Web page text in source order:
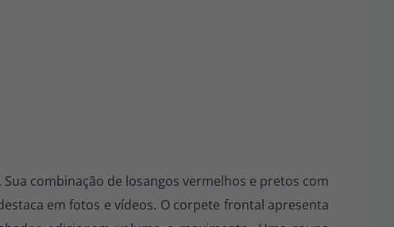
combinação de losangos vermelhos e pretos com
em fotos e vídeos. O corpete frontal apresenta